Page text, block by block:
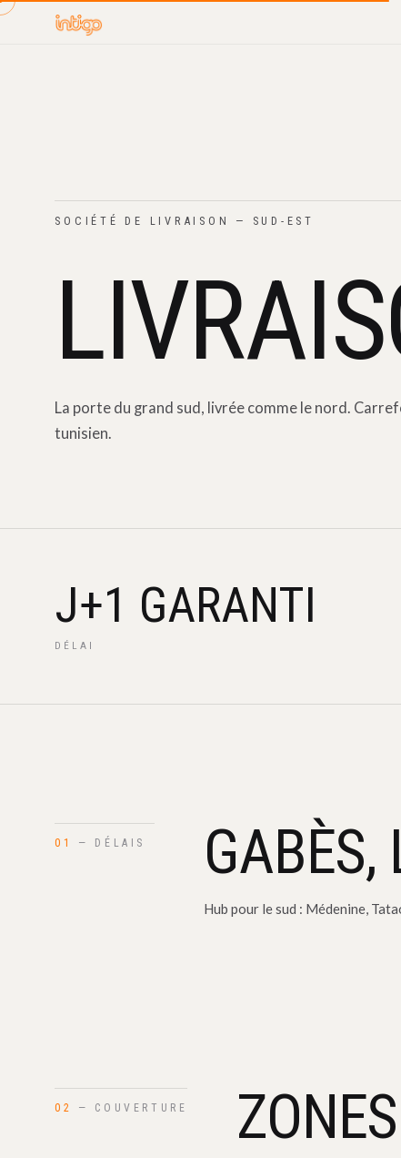
SOCIÉTÉ DE LIVRAISON — SUD-EST
La porte du grand sud, livrée comme le nord.
tunisien.
J+1 GARANTI
DÉLAI
01 — DÉLAIS
Hub pour le sud : Médenine,
02 — COUVERTURE